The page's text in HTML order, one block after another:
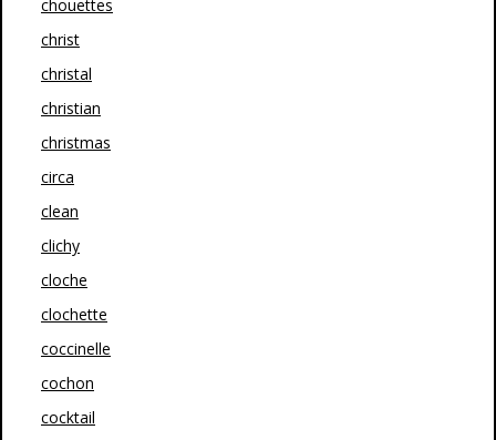
chouettes
christ
christal
christian
christmas
circa
clean
clichy
cloche
clochette
coccinelle
cochon
cocktail